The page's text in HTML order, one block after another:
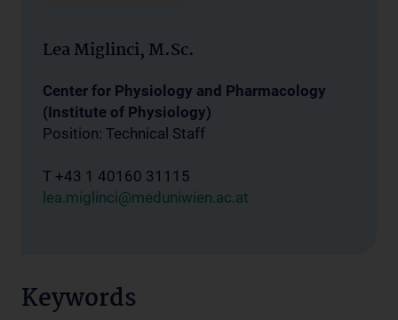
Lea Miglinci, M.Sc.
Center for Physiology and Pharmacology
(Institute of Physiology)
Position: Technical Staff
T +43 1 40160 31115
lea.miglinci@meduniwien.ac.at
Keywords